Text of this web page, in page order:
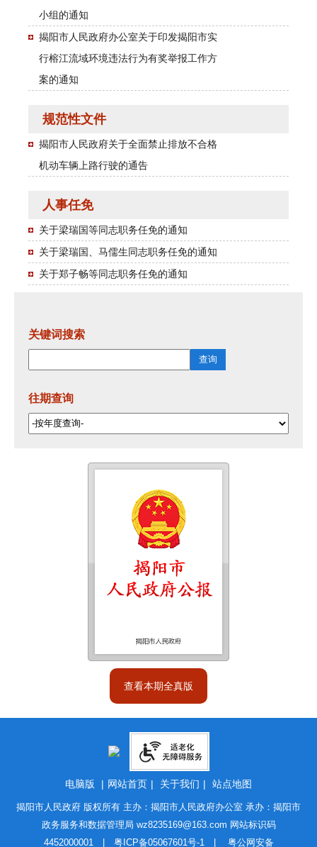
小组的通知
揭阳市人民政府办公室关于印发揭阳市实
行榕江流域环境违法行为有奖举报工作方
案的通知
规范性文件
揭阳市人民政府关于全面禁止排放不合格
机动车辆上路行驶的通告
人事任免
关于梁瑞国等同志职务任免的通知
关于梁瑞国、马儒生同志职务任免的通知
关于郑子畅等同志职务任免的通知
关键词搜索
往期查询
查看本期全真版
电脑版 | 网站首页 | 关于我们 | 站点地图
揭阳市人民政府 版权所有 主办：揭阳市人民政府办公室 承办：揭阳市
政务服务和数据管理局 wz8235169@163.com 网站标识码
4452000001 | 粤ICP备05067601号-1 | 粤公网安备